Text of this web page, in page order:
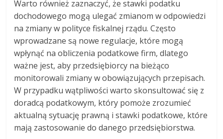
Warto również zaznaczyć, że stawki podatku
dochodowego mogą ulegać zmianom w odpowiedzi
na zmiany w polityce fiskalnej rządu. Często
wprowadzane są nowe regulacje, które mogą
wpłynąć na obliczenia podatkowe firm, dlatego
ważne jest, aby przedsiębiorcy na bieżąco
monitorowali zmiany w obowiązujących przepisach.
W przypadku wątpliwości warto skonsultować się z
doradcą podatkowym, który pomoże zrozumieć
aktualną sytuację prawną i stawki podatkowe, które
mają zastosowanie do danego przedsiębiorstwa.